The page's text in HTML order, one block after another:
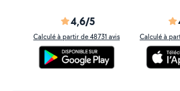
4,6/5
Calculé à partir de 48731 avis Calculé à